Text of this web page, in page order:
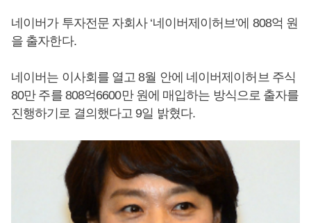
네이버가 투자전문 자회사 ‘네이버제이허브’에 808억 원
을 출자한다.
네이버는 이사회를 열고 8월 안에 네이버제이허브 주식
80만 주를 808억6600만 원에 매입하는 방식으로 출자를
진행하기로 결의했다고 9일 밝혔다.